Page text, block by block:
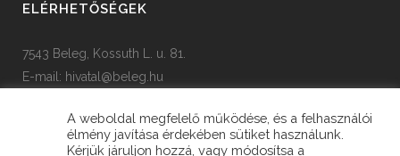
ELÉRHETŐSÉGEK
7543 Beleg, Kossuth L. u. 81.
E-mail: hivatal@beleg.hu
A weboldal megfelelő működése, és a felhasználói
élmény javítása érdekében sütiket használunk.
Kérjük járuljon hozzá, vagy módosítsa a